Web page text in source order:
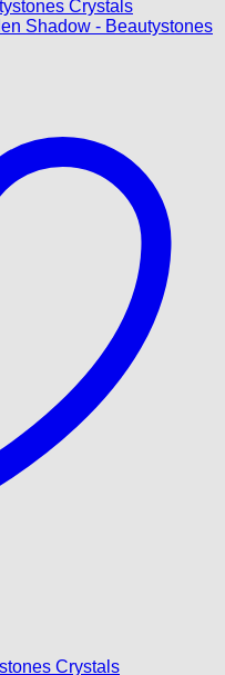
Crystals